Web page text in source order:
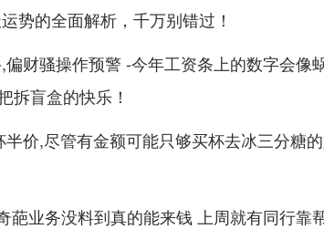
势的全面解析，千万别错过！
财骚操作预警 -今年工资条上的数字会像
拆盲盒的快乐！
价,尽管有金额可能只够买杯去冰三分糖
葩业务没料到真的能来钱 上周就有同行靠